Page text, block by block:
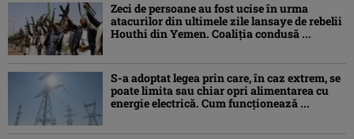
Zeci de persoane au fost ucise în urma
atacurilor din ultimele zile lansaye de rebelii
Houthi din Yemen. Coaliția condusă ...
S-a adoptat legea prin care, în caz extrem, se
poate limita sau chiar opri alimentarea cu
energie electrică. Cum funcționează ...